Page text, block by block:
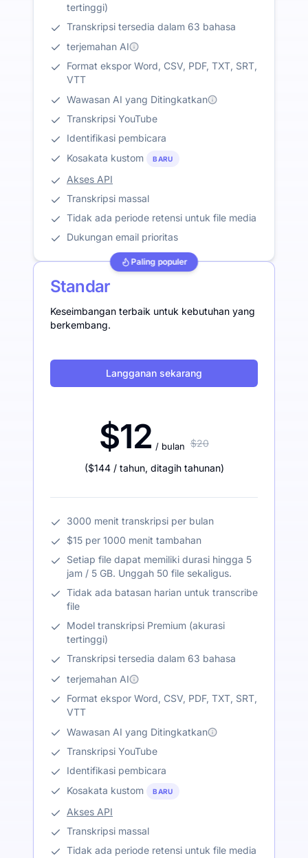
tertinggi)
Transkripsi tersedia dalam 63 bahasa
terjemahan AI
Format ekspor Word, CSV, PDF, TXT, SRT,
VTT
Wawasan AI yang Ditingkatkan
Transkripsi YouTube
Identifikasi pembicara
Kosakata kustom
BARU
Akses API
Transkripsi massal
Tidak ada periode retensi untuk file media
Dukungan email prioritas
Paling populer
Standar
Keseimbangan terbaik untuk kebutuhan yang
berkembang.
Langganan sekarang
$12 / bulan $20
($144 / tahun, ditagih tahunan)
3000 menit transkripsi per bulan
$15 per 1000 menit tambahan
Setiap file dapat memiliki durasi hingga 5
jam / 5 GB. Unggah 50 file sekaligus.
Tidak ada batasan harian untuk transcribe
file
Model transkripsi Premium (akurasi
tertinggi)
Transkripsi tersedia dalam 63 bahasa
terjemahan AI
Format ekspor Word, CSV, PDF, TXT, SRT,
VTT
Wawasan AI yang Ditingkatkan
Transkripsi YouTube
Identifikasi pembicara
Kosakata kustom
BARU
Akses API
Transkripsi massal
Tidak ada periode retensi untuk file media